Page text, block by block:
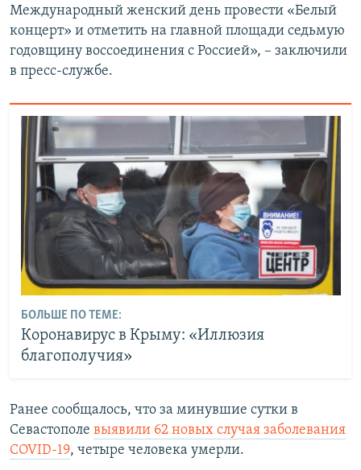
Международный женский день провести «Белый
концерт» и отметить на главной площади седьмую
годовщину воссоединения с Россией», – заключили
в пресс-службе.
БОЛЬШЕ ПО ТЕМЕ:
Коронавирус в Крыму: «Иллюзия
благополучия»
Ранее сообщалось, что за минувшие сутки в
Севастополе выявили 62 новых случая заболевания
COVID-19, четыре человека умерли.